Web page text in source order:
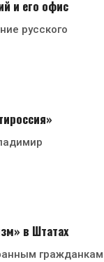
и его офис
русского
в Штатах
гражданкам